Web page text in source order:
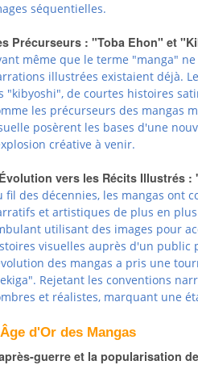
séquentielles.
Précurseurs : "Toba Ehon" et
même que le terme "manga"
illustrées existaient déjà.
"kibyoshi", de courtes histoires
les précurseurs des mangas
posèrent les bases d'une
créative à venir.
vers les Récits Illustrés
fil des décennies, les mangas ont
et artistiques de plus en
utilisant des images pour
visuelles auprès d'un public
des mangas a pris une
Rejetant les conventions
et réalistes, marquant une
d'Or des Mangas
guerre et la popularisation